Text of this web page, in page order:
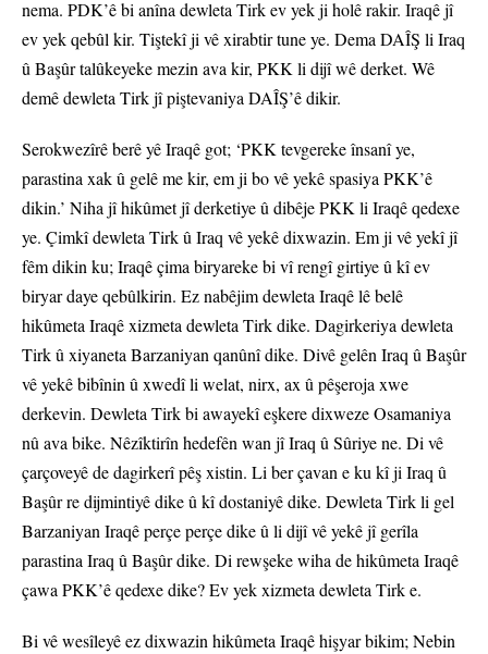
nema. PDK’ê bi anîna dewleta Tirk ev yek ji holê rakir. Iraqê jî
ev yek qebûl kir. Tiştekî ji vê xirabtir tune ye. Dema DAÎŞ li Iraq
û Başûr talûkeyeke mezin ava kir, PKK li dijî wê derket. Wê
demê dewleta Tirk jî piştevaniya DAÎŞ’ê dikir.
Serokwezîrê berê yê Iraqê got; ‘PKK tevgereke însanî ye,
parastina xak û gelê me kir, em ji bo vê yekê spasiya PKK’ê
dikin.’ Niha jî hikûmet jî derketiye û dibêje PKK li Iraqê qedexe
ye. Çimkî dewleta Tirk û Iraq vê yekê dixwazin. Em ji vê yekî jî
fêm dikin ku; Iraqê çima biryareke bi vî rengî girtiye û kî ev
biryar daye qebûlkirin. Ez nabêjim dewleta Iraqê lê belê
hikûmeta Iraqê xizmeta dewleta Tirk dike. Dagirkeriya dewleta
Tirk û xiyaneta Barzaniyan qanûnî dike. Divê gelên Iraq û Başûr
vê yekê bibînin û xwedî li welat, nirx, ax û pêşeroja xwe
derkevin. Dewleta Tirk bi awayekî eşkere dixweze Osamaniya
nû ava bike. Nêzîktirîn hedefên wan jî Iraq û Sûriye ne. Di vê
çarçoveyê de dagirkerî pêş xistin. Li ber çavan e ku kî ji Iraq û
Başûr re dijmintiyê dike û kî dostaniyê dike. Dewleta Tirk li gel
Barzaniyan Iraqê perçe perçe dike û li dijî vê yekê jî gerîla
parastina Iraq û Başûr dike. Di rewşeke wiha de hikûmeta Iraqê
çawa PKK’ê qedexe dike? Ev yek xizmeta dewleta Tirk e.
Bi vê wesîleyê ez dixwazin hikûmeta Iraqê hişyar bikim; Nebin